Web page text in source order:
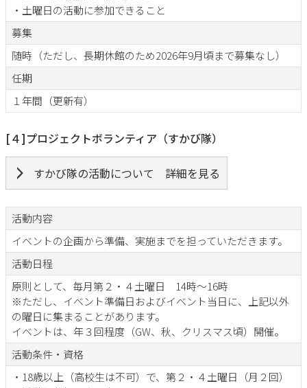
・土曜日の活動に参加できること
募集
随時（ただし、長期休館のため2026年9月頃まで募集なし）
任期
１年間（更新有）
[４]プロジェクトボランティア（すかび隊）
すかび隊の活動について 詳細を見る
活動内容
イベントの企画から準備、実施までを担っていただきます。
活動日程
原則として、毎月第２・４土曜日 14時～16時
※ただし、イベント準備日およびイベント当日に、上記以外
の曜日に集まることがあります。
イベントは、年３回程度（GW、秋、クリスマス頃）開催。
活動条件・資格
・18歳以上（高校生は不可）で、第２・４土曜日（月２回）